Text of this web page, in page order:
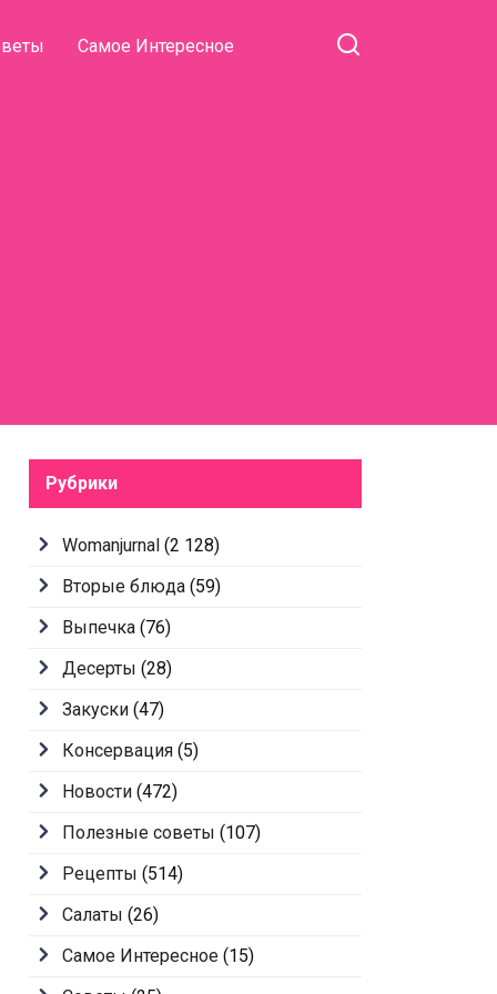
Самое Интересное
Рубрики
Womanjurnal (2 128)
Вторые блюда (59)
Выпечка (76)
Десерты (28)
Закуски (47)
Консервация (5)
Новости (472)
Полезные советы (107)
Рецепты (514)
Салаты (26)
Самое Интересное (15)